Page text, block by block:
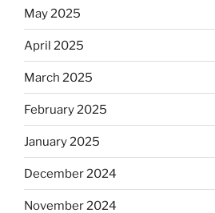
May 2025
April 2025
March 2025
February 2025
January 2025
December 2024
November 2024